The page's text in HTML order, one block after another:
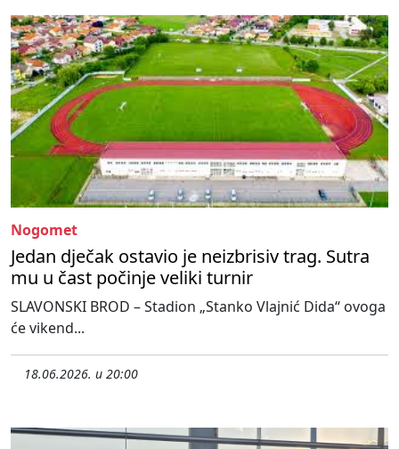
Nogomet
Jedan dječak ostavio je neizbrisiv trag. Sutra
mu u čast počinje veliki turnir
SLAVONSKI BROD – Stadion „Stanko Vlajnić Dida“ ovoga
će vikend...
18.06.2026. u 20:00